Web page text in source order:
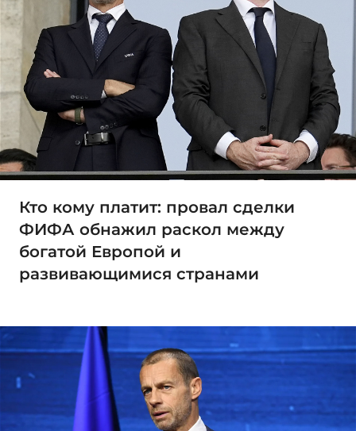
Кто кому платит: провал сделки
ФИФА обнажил раскол между
богатой Европой и
развивающимися странами